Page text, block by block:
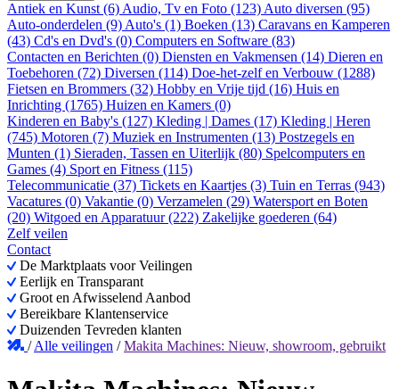
Antiek en Kunst (6) Audio, Tv en Foto (123) Auto diversen (95)
Auto-onderdelen (9) Auto's (1) Boeken (13) Caravans en Kamperen
(43) Cd's en Dvd's (0) Computers en Software (83)
Contacten en Berichten (0) Diensten en Vakmensen (14) Dieren en
Toebehoren (72) Diversen (114) Doe-het-zelf en Verbouw (1288)
Fietsen en Brommers (32) Hobby en Vrije tijd (16) Huis en
Inrichting (1765) Huizen en Kamers (0)
Kinderen en Baby's (127) Kleding | Dames (17) Kleding | Heren
(745) Motoren (7) Muziek en Instrumenten (13) Postzegels en
Munten (1) Sieraden, Tassen en Uiterlijk (80) Spelcomputers en
Games (4) Sport en Fitness (115)
Telecommunicatie (37) Tickets en Kaartjes (3) Tuin en Terras (943)
Vacatures (0) Vakantie (0) Verzamelen (29) Watersport en Boten
(20) Witgoed en Apparatuur (222) Zakelijke goederen (64)
Zelf veilen
Contact
De Marktplaats voor Veilingen
Eerlijk en Transparant
Groot en Afwisselend Aanbod
Bereikbare Klantenservice
Duizenden Tevreden klanten
/Alle veilingen /Makita Machines: Nieuw, showroom, gebruikt